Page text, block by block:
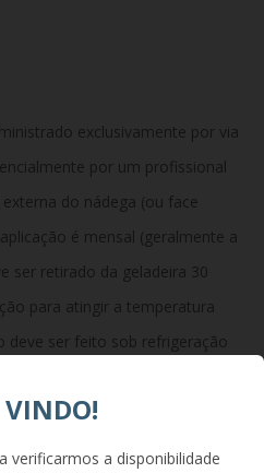
exclusivamente por via
por um profissional
do nádega (ou face
é mensal (geralmente a
ser retirado da geladeira 30
para atingir a temperatura
deve ser feito sob refrigeração
VINDO!
verificarmos a disponibilidade